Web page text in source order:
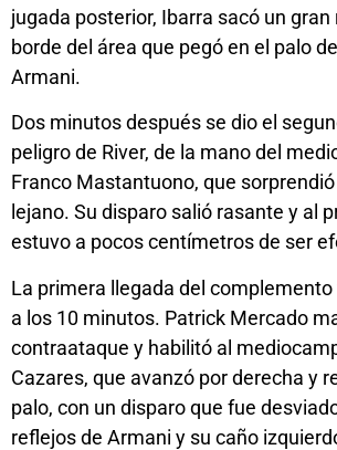
jugada posterior, Ibarra sacó un gran
borde del área que pegó en el palo
Armani.
Dos minutos después se dio el
peligro de River, de la mano del
Franco Mastantuono, que
lejano. Su disparo salió rasante y al
estuvo a pocos centímetros de ser
La primera llegada del complemento
a los 10 minutos. Patrick Mercado
contraataque y habilitó al
Cazares, que avanzó por derecha y
palo, con un disparo que fue
reflejos de Armani y su caño